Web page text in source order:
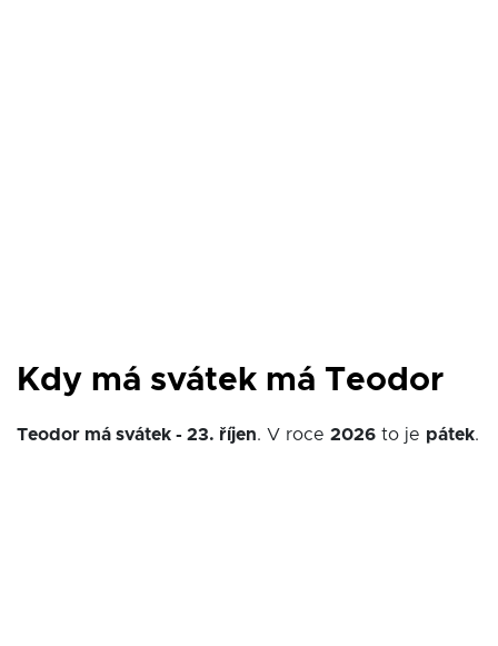
Kdy má svátek má Teodor
Teodor má svátek - 23. říjen. V roce 2026 to je pátek.